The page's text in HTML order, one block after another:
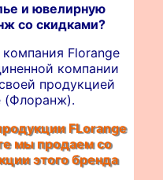
и ювелирную
со скидками?
компания Florange
компании
продукцией
(Флоранж).
FLorange
мы продаем со
этого бренда